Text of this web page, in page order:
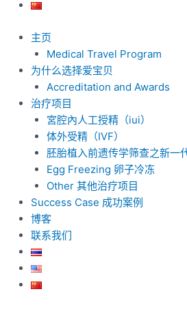
主页
Medical Travel Program
为什么选择爱宝贝
Accreditation and Awards
治疗项目
宮腔內人工授精（iui）
体外受精（IVF）
胚胎植入前遗传学筛查之新一
Egg Freezing 卵子冷冻
Other 其他治疗项目
Success Case 成功案例
博客
联系我们